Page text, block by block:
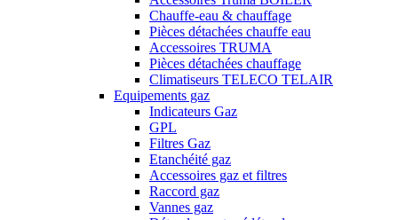
Chauffe-eau & chauffage
Pièces détachées chauffe eau
Accessoires TRUMA
Pièces détachées chauffage
Climatiseurs TELECO TELAIR
Equipements gaz
Indicateurs Gaz
GPL
Filtres Gaz
Etanchéité gaz
Accessoires gaz et filtres
Raccord gaz
Vannes gaz